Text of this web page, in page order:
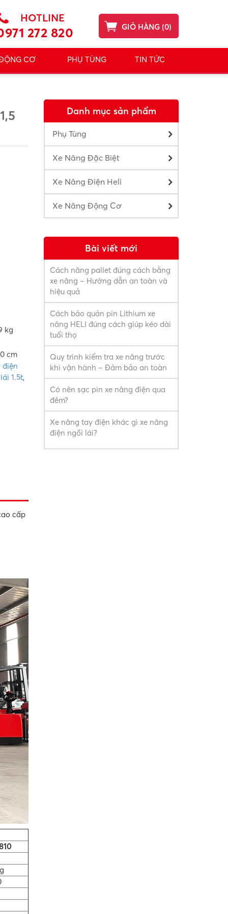
GIỎ HÀNG (0)
HOTLINE
272 820
CƠ PHỤ TÙNG TIN TỨC
kg
cm
điện
1.5t,
cấp
Danh mục sản phẩm
Phụ Tùng
Xe Nâng Đặc Biệt
Xe Nâng Điện Heli
Xe Nâng Động Cơ
Bài viết mới
Cách nâng pallet đúng cách bằng
xe nâng – Hướng dẫn an toàn và
hiệu quả
Cách bảo quản pin Lithium xe
nâng HELI đúng cách giúp kéo dài
tuổi thọ
Quy trình kiểm tra xe nâng trước
khi vận hành – Đảm bảo an toàn
Có nên sạc pin xe nâng điện qua
đêm?
Xe nâng tay điện khác gì xe nâng
điện ngồi lái?